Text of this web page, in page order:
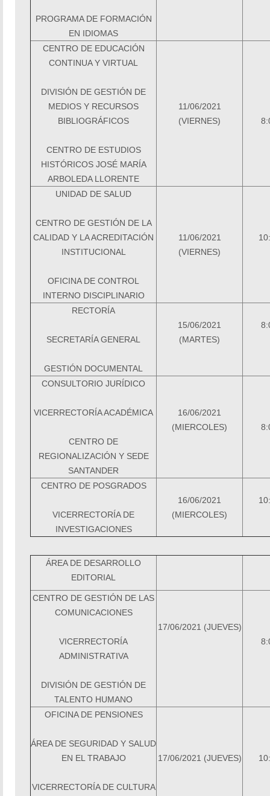
PROGRAMA DE FORMACIÓN
EN IDIOMAS
CENTRO DE EDUCACIÓN
CONTINUA Y VIRTUAL
DIVISIÓN DE GESTIÓN DE
MEDIOS Y RECURSOS
BIBLIOGRÁFICOS
CENTRO DE ESTUDIOS
HISTÓRICOS JOSÉ MARÍA
ARBOLEDA LLORENTE
11/06/2021
(VIERNES)
UNIDAD DE SALUD
CENTRO DE GESTIÓN DE LA
CALIDAD Y LA ACREDITACIÓN
INSTITUCIONAL
OFICINA DE CONTROL
INTERNO DISCIPLINARIO
11/06/2021
(VIERNES)
RECTORÍA
SECRETARÍA GENERAL
GESTIÓN DOCUMENTAL
15/06/2021
(MARTES)
CONSULTORIO JURÍDICO
VICERRECTORÍA ACADÉMICA
CENTRO DE
REGIONALIZACIÓN Y SEDE
SANTANDER
16/06/2021
(MIERCOLES)
CENTRO DE POSGRADOS
VICERRECTORÍA DE
INVESTIGACIONES
16/06/2021
(MIERCOLES)
ÁREA DE DESARROLLO
EDITORIAL
CENTRO DE GESTIÓN DE LAS
COMUNICACIONES
VICERRECTORÍA
ADMINISTRATIVA
DIVISIÓN DE GESTIÓN DE
TALENTO HUMANO
17/06/2021 (JUEVES)
OFICINA DE PENSIONES
ÁREA DE SEGURIDAD Y SALUD
EN EL TRABAJO
VICERRECTORÍA DE CULTURA
17/06/2021 (JUEVES)